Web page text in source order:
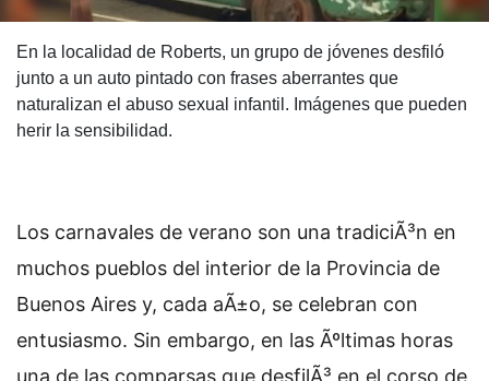
En la localidad de Roberts, un grupo de jóvenes desfiló
junto a un auto pintado con frases aberrantes que
naturalizan el abuso sexual infantil. Imágenes que pueden
herir la sensibilidad.
Los carnavales de verano son una tradiciÃ³n en
muchos pueblos del interior de la Provincia de
Buenos Aires y, cada aÃ±o, se celebran con
entusiasmo. Sin embargo, en las Ãºltimas horas
una de las comparsas que desfilÃ³ en el corso de